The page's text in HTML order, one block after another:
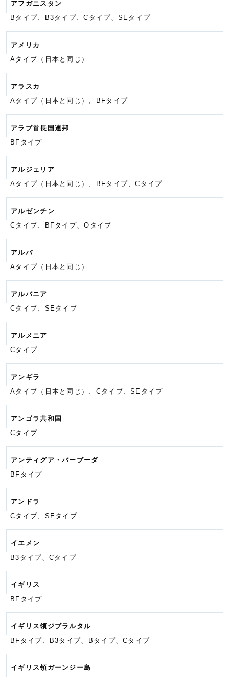
アフガニスタン
Bタイプ、B3タイプ、Cタイプ、 SEタイプ
アメリカ
Aタイプ（日本と同じ）
アラスカ
Aタイプ（日本と同じ）、BFタイプ
アラブ首長国連邦
BFタイプ
アルジェリア
Aタイプ（日本と同じ）、BFタイプ、Cタイプ
アルゼンチン
Cタイプ、BFタイプ、Oタイプ
アルバ
Aタイプ（日本と同じ）
アルバニア
Cタイプ、SEタイプ
アルメニア
Cタイプ
アンギラ
Aタイプ（日本と同じ）、Cタイプ、SEタイプ
アンゴラ共和国
Cタイプ
アンティグア・バーブーダ
BFタイプ
アンドラ
Cタイプ、SEタイプ
イエメン
B3タイプ、Cタイプ
イギリス
BFタイプ
イギリス領ジブラルタル
BFタイプ、B3タイプ、Bタイプ、Cタイプ
イギリス領ガーンジー島